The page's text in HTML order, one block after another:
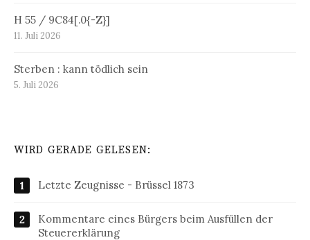
H 55 / 9C84[.0{-Z}]
11. Juli 2026
Sterben : kann tödlich sein
5. Juli 2026
WIRD GERADE GELESEN:
Letzte Zeugnisse - Brüssel 1873
Kommentare eines Bürgers beim Ausfüllen der
Steuererklärung